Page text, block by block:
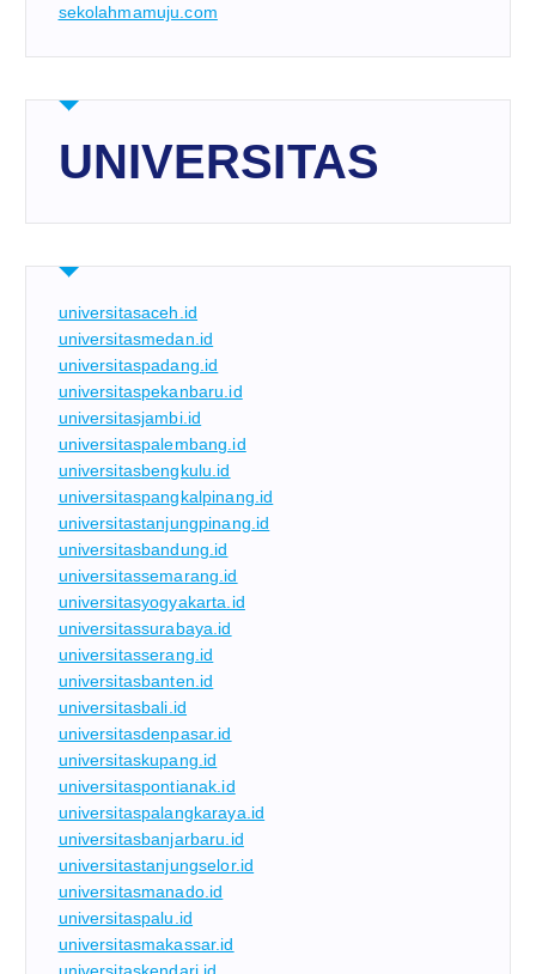
sekolahmamuju.com
UNIVERSITAS
universitasaceh.id
universitasmedan.id
universitaspadang.id
universitaspekanbaru.id
universitasjambi.id
universitaspalembang.id
universitasbengkulu.id
universitaspangkalpinang.id
universitastanjungpinang.id
universitasbandung.id
universitassemarang.id
universitasyogyakarta.id
universitassurabaya.id
universitasserang.id
universitasbanten.id
universitasbali.id
universitasdenpasar.id
universitaskupang.id
universitaspontianak.id
universitaspalangkaraya.id
universitasbanjarbaru.id
universitastanjungselor.id
universitasmanado.id
universitaspalu.id
universitasmakassar.id
universitaskendari.id